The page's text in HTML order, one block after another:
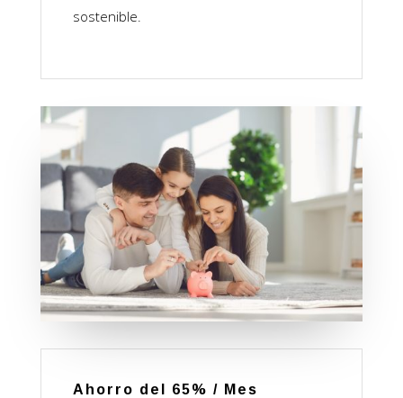
sostenible.
Ahorro del 65% / Mes